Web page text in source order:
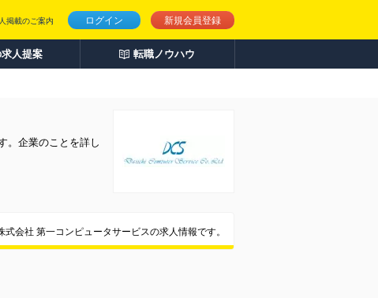
ログイン 新規会員登録
掲載のご案内
人提案 転職ノウハウ
。企業のことを詳し
式会社 第一コンピュータサービスの求人情報です。